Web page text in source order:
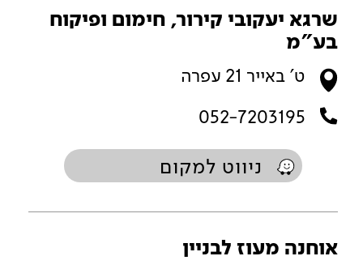
שרגא יעקובי קירור, חימום ופיקוח
בע"מ
ט' באייר 21 עפרה
052-7203195
ניווט למקום
אוחנה מעוז לבניין